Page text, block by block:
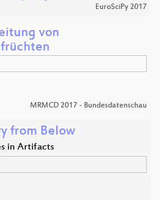
EuroSciPy 2017
von
MRMCD 2017 - Bundesdatenschau
from Below
in Artifacts